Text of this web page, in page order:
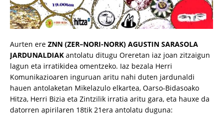
Aurten ere ZNN (ZER–NORI-NORK) AGUSTIN SARASOLA
JARDUNALDIAK antolatu ditugu Oreretan iaz joan zitzaigun
lagun eta irratikidea omentzeko. Iaz bezala Herri
Komunikazioaren inguruan aritu nahi duten jardunaldi
hauen antolaketan Mikelazulo elkartea, Oarso-Bidasoako
Hitza, Herri Bizia eta Zintzilik irratia aritu gara, eta hauxe da
datorren apirilaren 18tik 21era antolatu duguna: